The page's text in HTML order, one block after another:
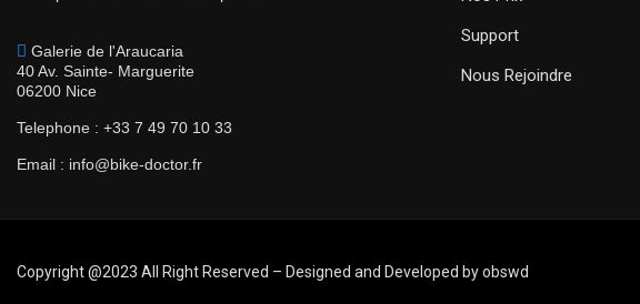
Galerie de l'Araucaria
40 Av. Sainte- Marguerite
06200 Nice
Telephone : +33 7 49 70 10 33
Email : info@bike-doctor.fr
Support
Nous Rejoindre
Copyright @2023 All Right Reserved – Designed and Developed by obswd